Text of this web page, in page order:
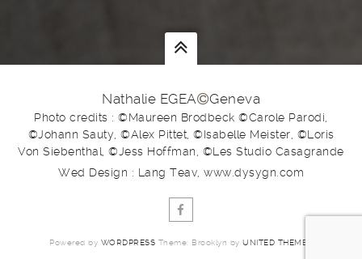
Nathalie EGEA Geneva
Photo credits : ©Maureen Brodbeck ©Carole Parodi,
©Johann Sauty, ©Alex Pittet, ©Isabelle Meister, ©Loris
Von Siebenthal, ©Jess Hoffman, ©Les Studio Casagrande
Wed Design : Lang Teav, www.dysygn.com
Powered by WORDPRESS Theme: Brooklyn byUNITED THEMES